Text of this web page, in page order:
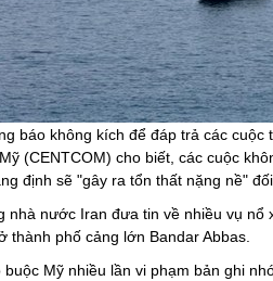
báo không kích để đáp trả các
(CENTCOM) cho biết, các cuộc
định sẽ "gây ra tổn thất nặng nề"
nhà nước Iran đưa tin về nhiều vụ
thành phố cảng lớn Bandar Abbas.
Mỹ nhiều lần vi phạm bản ghi